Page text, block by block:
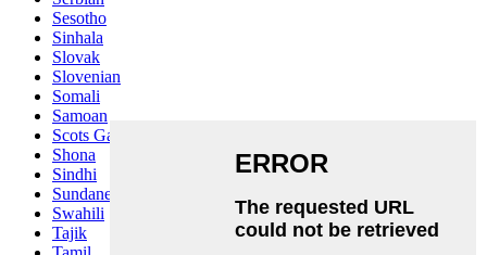
Sesotho
Sinhala
Slovak
Slovenian
Somali
Samoan
Scots Gaelic
Shona
Sindhi
Sundanese
Swahili
Tajik